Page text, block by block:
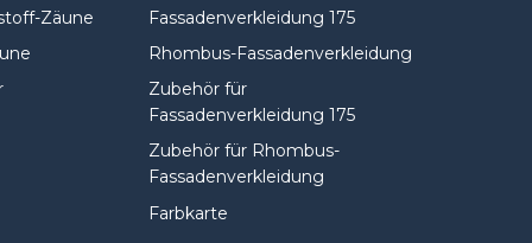
Zäune
Fassadenverkleidung 175
Rhombus-Fassadenverkleidung
Zubehör für
Fassadenverkleidung 175
Zubehör für Rhombus-
Fassadenverkleidung
Farbkarte